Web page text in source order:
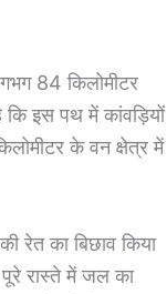
84 किलोमीटर
कि इस पथ में कांवड़ियों
के वन क्षेत्र में
रेत का बिछाव किया
रास्ते में जल का